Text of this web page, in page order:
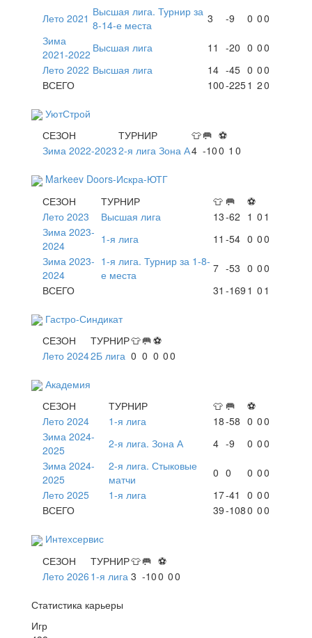
Лето 2021 Высшая лига. Турнир за
8-14-е места
3 -9 0 00
Зима
2021-2022 Высшая лига 11 -20 0 00
Лето 2022 Высшая лига 14 -45 0 00
ВСЕГО
100-2251 20
УютСтрой
СЕЗОН
ТУРНИР 👕🥅 ⚽
Зима 2022-20232-я лига Зона А4 -100 1 0
Markeev Doors-Искра-ЮТГ
СЕЗОН
ТУРНИР 👕 🥅
⚽
Лето 2023
Высшая лига 13-62 1 0 1
Зима 2023-
2024
1-я лига 11 -54 0 00
Зима 2023-
2024
1-я лига. Турнир за 1-8-
е места
7 -53 0 00
ВСЕГО
31 -169 1 0 1
Гастро-Синдикат
СЕЗОН
ТУРНИР👕🥅⚽
Лето 20242Б лига 0 0 0 00
Академия
СЕЗОН
ТУРНИР 👕 🥅
⚽
Лето 2024
1-я лига 18-58 0 00
Зима 2024-
2025
2-я лига. Зона А 4 -9 0 00
Зима 2024-
2025
2-я лига. Стыковые
матчи
0 0 0 00
Лето 2025
1-я лига 17-41 0 00
ВСЕГО
39-1080 00
Интехсервис
СЕЗОН
ТУРНИР👕🥅 ⚽
Лето 2026 1-я лига 3 -100 00
Статистика карьеры
Игр